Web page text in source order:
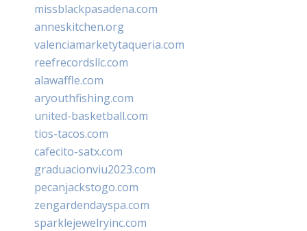
missblackpasadena.com
anneskitchen.org
valenciamarketytaqueria.com
reefrecordsllc.com
alawaffle.com
aryouthfishing.com
united-basketball.com
tios-tacos.com
cafecito-satx.com
graduacionviu2023.com
pecanjackstogo.com
zengardendayspa.com
sparklejewelryinc.com